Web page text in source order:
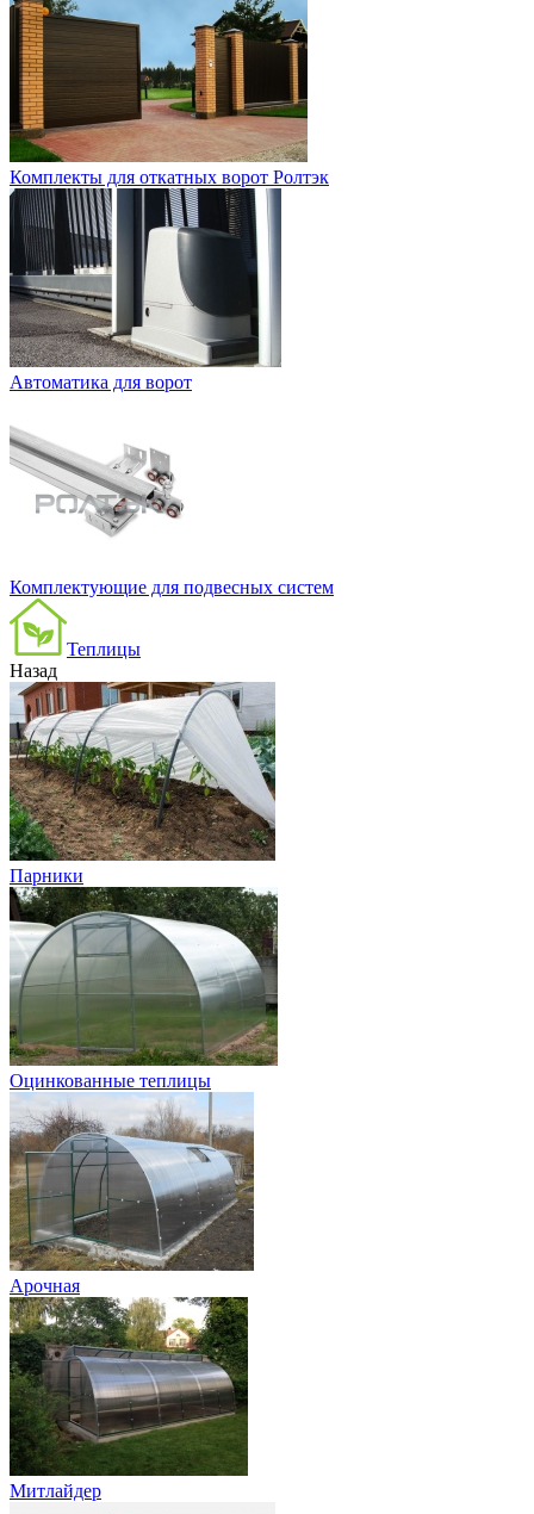
Комплекты для откатных ворот Ролтэк
Автоматика для ворот
Комплектующие для подвесных систем
Теплицы
Назад
Парники
Оцинкованные теплицы
Арочная
Митлайдер